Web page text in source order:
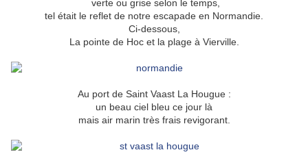
verte ou grise selon le temps,
tel était le reflet de notre escapade en Normandie.
Ci-dessous,
La pointe de Hoc et la plage à Vierville.
Au port de Saint Vaast La Hougue :
un beau ciel bleu ce jour là
mais air marin très frais revigorant.